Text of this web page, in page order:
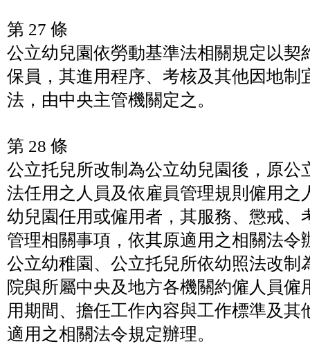
第 27 條
公立幼兒園依勞動基準法相關規定以契
保員，其進用程序、考核及其他因地制
法，由中央主管機關定之。
第 28 條
公立托兒所改制為公立幼兒園後，原公
法任用之人員及依雇員管理規則僱用之
幼兒園任用或僱用者，其服務、懲戒、
管理相關事項，依其原適用之相關法令
公立幼稚園、公立托兒所依幼照法改制
院與所屬中央及地方各機關約僱人員僱
用期間、擔任工作內容與工作標準及其
適用之相關法令規定辦理。